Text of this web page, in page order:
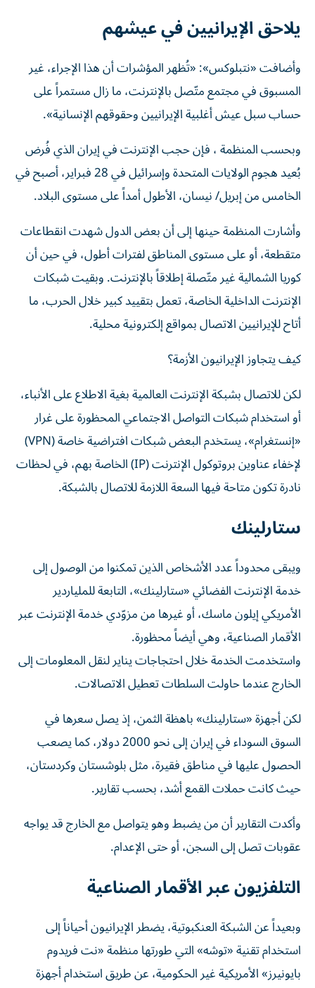
يلاحق الإيرانيين في عيشهم
وأضافت «نتبلوكس»: «تُظهر المؤشرات أن هذا الإجراء، غير
المسبوق في مجتمع متّصل بالإنترنت، ما زال مستمراً على
حساب سبل عيش أغلبية الإيرانيين وحقوقهم الإنسانية».
وبحسب المنظمة ، فإن حجب الإنترنت في إيران الذي فُرض
بُعيد هجوم الولايات المتحدة وإسرائيل في 28 فبراير، أصبح في
الخامس من إبريل/ نيسان، الأطول أمداً على مستوى البلاد.
وأشارت المنظمة حينها إلى أن بعض الدول شهدت انقطاعات
متقطعة، أو على مستوى المناطق لفترات أطول، في حين أن
كوريا الشمالية غير متّصلة إطلاقاً بالإنترنت. وبقيت شبكات
الإنترنت الداخلية الخاصة، تعمل بتقييد كبير خلال الحرب، ما
أتاح للإيرانيين الاتصال بمواقع إلكترونية محلية.
كيف يتجاوز الإيرانيون الأزمة؟
لكن للاتصال بشبكة الإنترنت العالمية بغية الاطلاع على الأنباء،
أو استخدام شبكات التواصل الاجتماعي المحظورة على غرار
«إنستغرام»، يستخدم البعض شبكات افتراضية خاصة (VPN)
لإخفاء عناوين بروتوكول الإنترنت (IP) الخاصة بهم، في لحظات
نادرة تكون متاحة فيها السعة اللازمة للاتصال بالشبكة.
ستارلينك
ويبقى محدوداً عدد الأشخاص الذين تمكنوا من الوصول إلى
خدمة الإنترنت الفضائي «ستارلينك»، التابعة للملياردير
الأمريكي إيلون ماسك، أو غيرها من مزوّدي خدمة الإنترنت عبر
الأقمار الصناعية، وهي أيضاً محظورة.
واستخدمت الخدمة خلال احتجاجات يناير لنقل المعلومات إلى
الخارج عندما حاولت السلطات تعطيل الاتصالات.
لكن أجهزة «ستارلينك» باهظة الثمن، إذ يصل سعرها في
السوق السوداء في إيران إلى نحو 2000 دولار، كما يصعب
الحصول عليها في مناطق فقيرة، مثل بلوشستان وكردستان،
حيث كانت حملات القمع أشد، بحسب تقارير.
وأكدت التقارير أن من يضبط وهو يتواصل مع الخارج قد يواجه
عقوبات تصل إلى السجن، أو حتى الإعدام.
التلفزيون عبر الأقمار الصناعية
وبعيداً عن الشبكة العنكبوتية، يضطر الإيرانيون أحياناً إلى
استخدام تقنية «توشه» التي طورتها منظمة «نت فريدوم
بايونيرز» الأمريكية غير الحكومية، عن طريق استخدام أجهزة